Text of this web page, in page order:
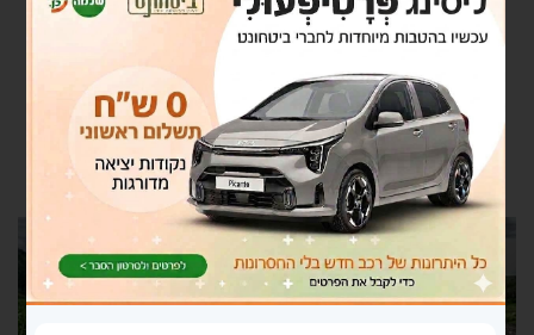
ממאפייני עולם התעסוקה בו
אתה יכול להפוך בן לילה מסטאטוס של "מסודר
בגו'ב חייך" למחפש עבודה
אתה לא לבד !! "ביטחונט" עבורך רשת ביטחון
קבועה לקבלת או יצירת הזדמנויות חדשות.